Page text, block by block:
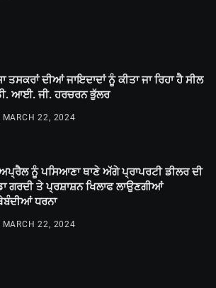
ਤਸਕਰਾਂ ਦੀਆਂ ਜਾਇਦਾਦਾਂ ਨੂੰ ਕੀਤਾ ਜਾ ਰਿਹਾ ਹੈ ਸੀਲ
ਆਈ. ਜੀ. ਹਰਚਰਨ ਭੁੱਲਰ
MARCH 22, 2024
ਨੂੰ ਪਸਿਆਣਾ ਥਾਣੇ ਅੱਗੇ ਪ੍ਰਾਪਰਟੀ ਡੀਲਰ ਦੀ
ਗਰਦੀ ਤੇ ਪ੍ਰਸ਼ਾਸ਼ਨ ਖਿਲਾਫ ਲਾਉਣਗੀਆਂ
ਧਰਨਾ
MARCH 22, 2024